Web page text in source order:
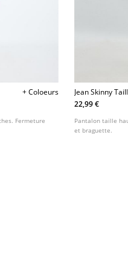
+ Coloeurs
Fermeture
Jean Skinny
22,99 €
Pantalon taille
et braguette.